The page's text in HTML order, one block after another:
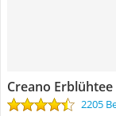
Creano
2205